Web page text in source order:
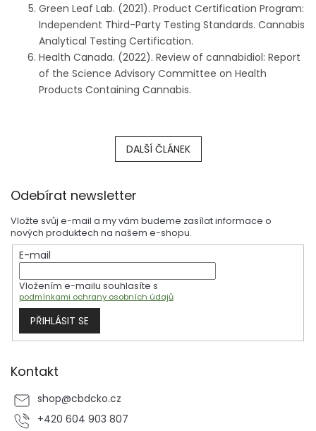
Green Leaf Lab. (2021). Product Certification Program:
Independent Third-Party Testing Standards. Cannabis
Analytical Testing Certification.
Health Canada. (2022). Review of cannabidiol: Report
of the Science Advisory Committee on Health
Products Containing Cannabis.
DALŠÍ ČLÁNEK
Odebírat newsletter
Vložte svůj e-mail a my vám budeme zasílat informace o
nových produktech na našem e-shopu.
E-mail
Vložením e-mailu souhlasíte s
podmínkami ochrany osobních údajů
PŘIHLÁSIT SE
Kontakt
shop@cbdcko.cz
+420 604 903 807